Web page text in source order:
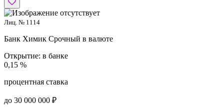
Лиц. № 1114
Банк Химик Срочный в валюте
Открытие: в банке
0,15 %
процентная ставка
до 30 000 000 ₽